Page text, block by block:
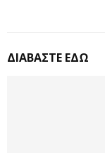
ΔΙΑΒΑΣΤΕ ΕΔΩ